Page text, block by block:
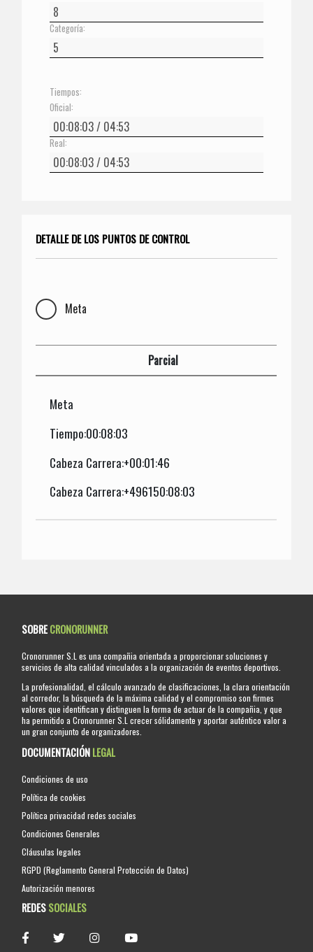
Categoría:
Tiempos:
Oficial:
Real:
DETALLE DE LOS PUNTOS DE CONTROL
Meta
Parcial
Meta
Tiempo:00:08:03
Cabeza Carrera:+00:01:46
Cabeza Carrera:+496150:08:03
SOBRECRONORUNNER
Cronorunner S.L es una compañia orientada a proporcionar soluciones y
servicios de alta calidad vinculados a la organización de eventos deportivos.
La profesionalidad, el cálculo avanzado de clasificaciones, la clara orientación
al corredor, la búsqueda de la máxima calidad y el compromiso son firmes
valores que identifican y distinguen la forma de actuar de la compañia, y que
ha permitido a Cronorunner S.L crecer sólidamente y aportar auténtico valor a
un gran conjunto de organizadores.
DOCUMENTACIÓNLEGAL
Condiciones de uso
Política de cookies
Política privacidad redes sociales
Condiciones Generales
Cláusulas legales
RGPD (Reglamento General Protección de Datos)
Autorización menores
REDESSOCIALES